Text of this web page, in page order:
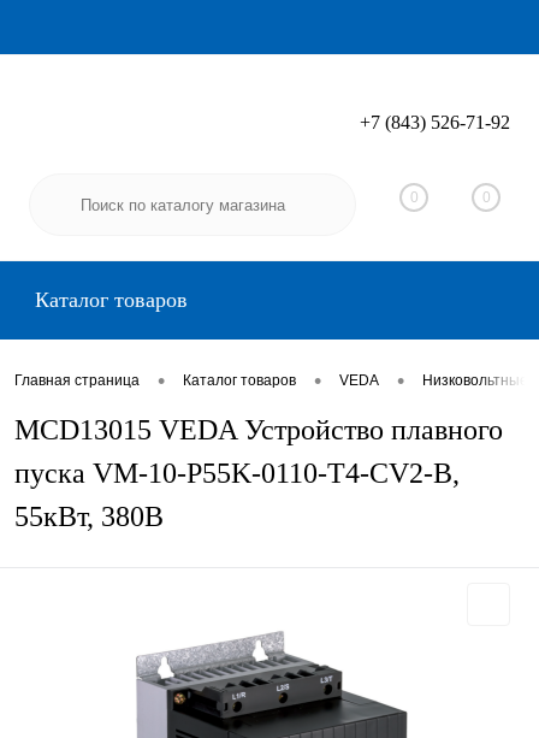
Вход Регистрация
+7 (843) 526-71-92
0 0
Каталог товаров
Главная страница • Каталог товаров • VEDA •
MCD13015 VEDA Устройство плавного
пуска VM-10-P55K-0110-T4-CV2-B,
55кВт, 380В